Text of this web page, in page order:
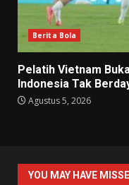
Berita Bola
Pelatih Vietnam
Indonesia Tak
Agustus 5, 2026
YOU MAY HAVE